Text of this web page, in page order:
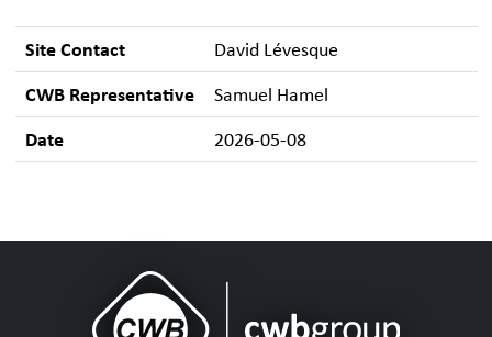
Site Contact David Lévesque
CWB Representative Samuel Hamel
Date 2026-05-08